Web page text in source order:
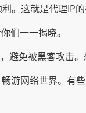
。这就是代理IP
们一一揭晓。
避免被黑客攻击
游网络世界。有